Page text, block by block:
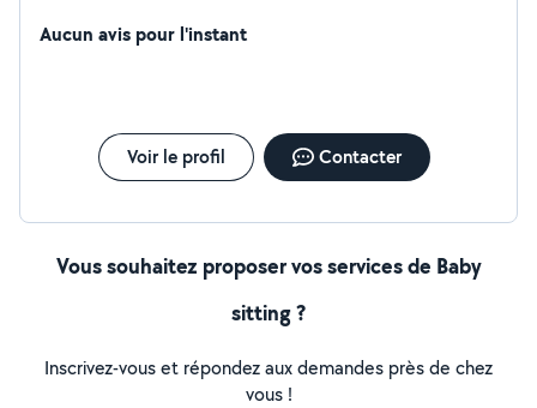
Aucun avis pour l'instant
Voir le profil Contacter
Vous souhaitez proposer vos services de Baby
sitting ?
Inscrivez-vous et répondez aux demandes près de chez
vous !